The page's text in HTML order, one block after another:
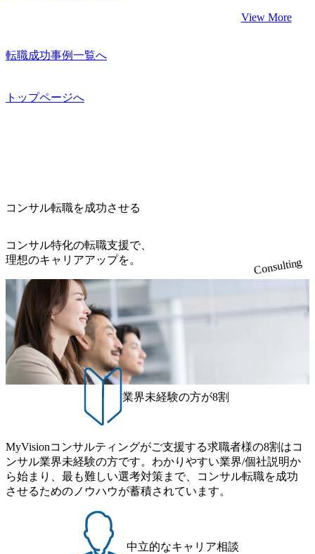
View More
転職成功事例一覧へ
トップページへ
コンサル転職を成功させる
コンサル特化の転職支援で、
理想のキャリアアップを。
Consulting
業界未経験の方が8割
MyVisionコンサルティングがご支援する求職者様の8割はコ
ンサル業界未経験の方です。わかりやすい業界/個社説明か
ら始まり、最も難しい選考対策まで、コンサル転職を成功
させるためのノウハウが蓄積されています。
中立的なキャリア相談